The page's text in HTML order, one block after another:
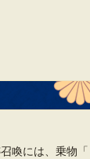
喚には、乗物「